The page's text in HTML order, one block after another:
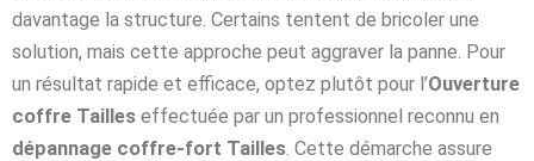
davantage la structure. Certains tentent de bricoler une
solution, mais cette approche peut aggraver la panne. Pour
un résultat rapide et efficace, optez plutôt pour l’Ouverture
coffre Tailles effectuée par un professionnel reconnu en
dépannage coffre-fort Tailles. Cette démarche assure